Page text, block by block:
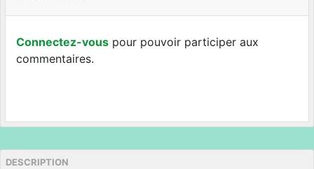
Connectez-vous pour pouvoir participer aux
commentaires.
DESCRIPTION